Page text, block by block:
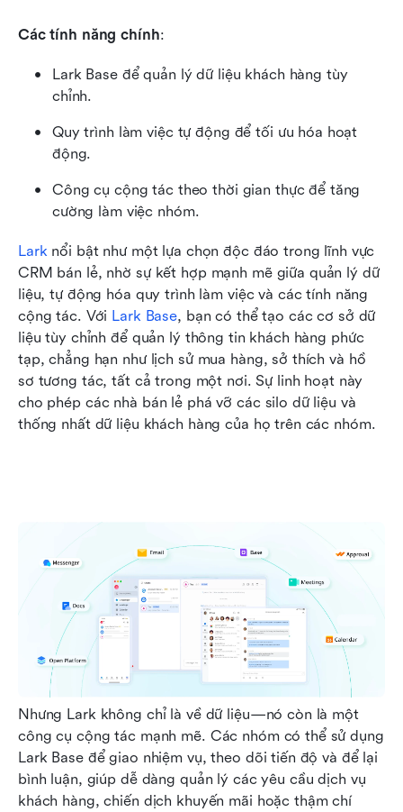
Các tính năng chính:
Lark Base để quản lý dữ liệu khách hàng tùy
chỉnh.
Quy trình làm việc tự động để tối ưu hóa hoạt
động.
Công cụ cộng tác theo thời gian thực để tăng
cường làm việc nhóm.
Lark nổi bật như một lựa chọn độc đáo trong lĩnh vực
CRM bán lẻ, nhờ sự kết hợp mạnh mẽ giữa quản lý dữ
liệu, tự động hóa quy trình làm việc và các tính năng
cộng tác. Với Lark Base, bạn có thể tạo các cơ sở dữ
liệu tùy chỉnh để quản lý thông tin khách hàng phức
tạp, chẳng hạn như lịch sử mua hàng, sở thích và hồ
sơ tương tác, tất cả trong một nơi. Sự linh hoạt này
cho phép các nhà bán lẻ phá vỡ các silo dữ liệu và
thống nhất dữ liệu khách hàng của họ trên các nhóm.
Nhưng Lark không chỉ là về dữ liệu—nó còn là một
công cụ cộng tác mạnh mẽ. Các nhóm có thể sử dụng
Lark Base để giao nhiệm vụ, theo dõi tiến độ và để lại
bình luận, giúp dễ dàng quản lý các yêu cầu dịch vụ
khách hàng, chiến dịch khuyến mãi hoặc thậm chí